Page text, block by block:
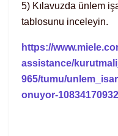
5) Kılavuzda ünlem
tablosunu inceleyin.
https://
assistance/
965/tumu/
onuyor-